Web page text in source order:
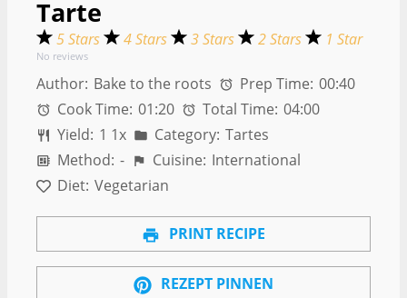
Tarte
5 Stars 4 Stars 3 Stars 2 Stars 1 Star
No reviews
Author: Bake to the roots Prep Time: 00:40
Cook Time: 01:20 Total Time: 04:00
Yield: 1 1x Category: Tartes
Method: - Cuisine: International
Diet: Vegetarian
PRINT RECIPE
REZEPT PINNEN